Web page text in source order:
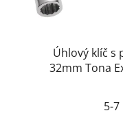
Úhlový klíč s
32mm Tona
5-